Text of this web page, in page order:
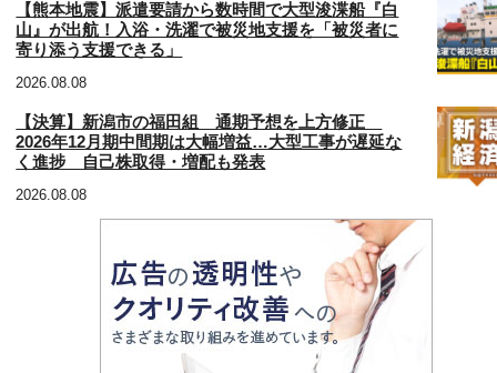
【熊本地震】派遣要請から数時間で大型浚渫船『白
山』が出航！入浴・洗濯で被災地支援を「被災者に
寄り添う支援できる」
2026.08.08
【決算】新潟市の福田組 通期予想を上方修正
2026年12月期中間期は大幅増益…大型工事が遅延な
く進捗 自己株取得・増配も発表
2026.08.08